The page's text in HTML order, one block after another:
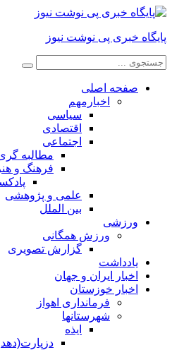
پایگاه خبری پی نوشت نیوز
صفحه اصلی
اخبارمهم
سیاسی
اقتصادی
اجتماعی
مطالبه
فرهنگ و هنر
علمی و پژوهشی
بین الملل
ورزشی
ورزش همگانی
گزارش تصویری
یادداشت
اخبار ایران و جهان
اخبار خوزستان
فرمانداری اهواز
شهرستانها
ایذه